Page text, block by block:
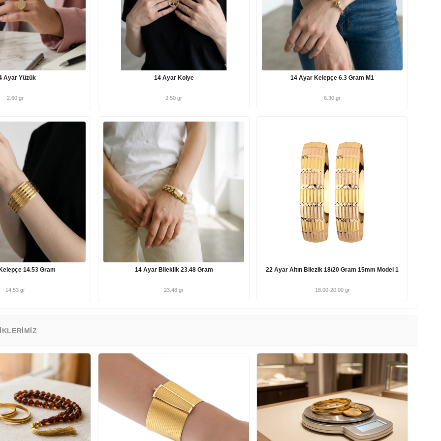
Ayar Yüzük
2.60 gr
14 Ayar Kolye
2.50 gr
14 Ayar Kelepçe 6.3 Gram M1
6.30 gr
14.53 Gram
14.53 gr
14 Ayar Bileklik 23.48 Gram
23.48 gr
22 Ayar Altın Bilezik 18/20 Gram 15mm Model 1
18.00-20.00 gr